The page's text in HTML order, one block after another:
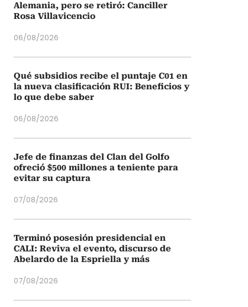
Alemania, pero se retiró: Canciller
Rosa Villavicencio
06/08/2026
Qué subsidios recibe el puntaje C01 en
la nueva clasificación RUI: Beneficios y
lo que debe saber
06/08/2026
Jefe de finanzas del Clan del Golfo
ofreció $500 millones a teniente para
evitar su captura
07/08/2026
Terminó posesión presidencial en
CALI: Reviva el evento, discurso de
Abelardo de la Espriella y más
07/08/2026